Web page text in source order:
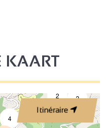
KAART
Itinéraire
2 2
4